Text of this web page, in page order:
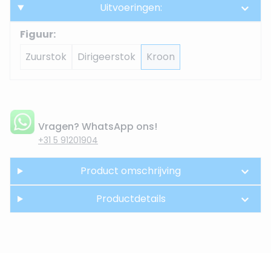
Uitvoeringen:
Figuur:
Zuurstok
Dirigeerstok Kroon
Vragen? WhatsApp ons!
+31 5 91201904
Product omschrijving
Productdetails